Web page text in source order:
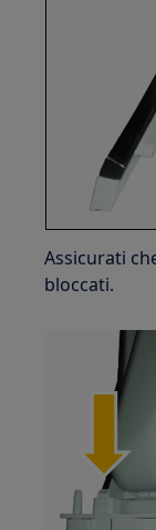
Assicurati
bloccati.